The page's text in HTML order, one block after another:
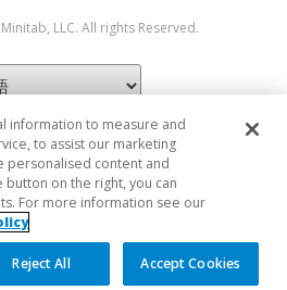
LLC. All rights Reserved.
information to measure and
to assist our marketing
personalised content and
button on the right, you can
For more information see our
Reject All Accept Cookies